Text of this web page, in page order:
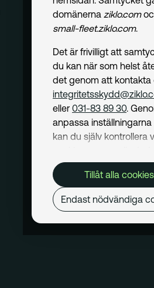
domänerna ziklo.com
small-fleet.ziklo.com.
Det är frivilligt att
du kan när som helst
det genom att kontakta
eller 031-83 89 30.
anpassa
kan du själv kontrollera
Cookiepolicykan du
om hur vi använder
och hur du kan undvika
Mer om behandling av
personuppgifter hittar
Tillåt alla cookies
Endast nödvändiga